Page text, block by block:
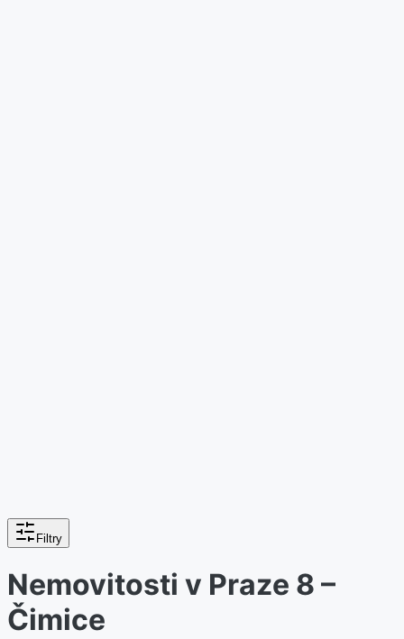
Filtry
Nemovitosti v Praze 8 –
Čimice